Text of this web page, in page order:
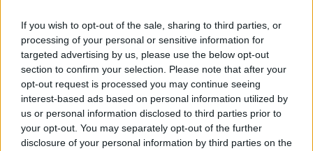
If you wish to opt-out of the sale, sharing to third parties, or
processing of your personal or sensitive information for
targeted advertising by us, please use the below opt-out
section to confirm your selection. Please note that after your
opt-out request is processed you may continue seeing
interest-based ads based on personal information utilized by
us or personal information disclosed to third parties prior to
your opt-out. You may separately opt-out of the further
disclosure of your personal information by third parties on the
NYHETER 10 december 2019 13.24
Fina siffror för grundskolan: "Inte legat
så högt tidigare"
POLITIK 07 december 2019 10.00